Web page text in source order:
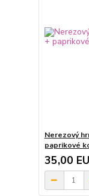
Nerezový
paprikové
35,00